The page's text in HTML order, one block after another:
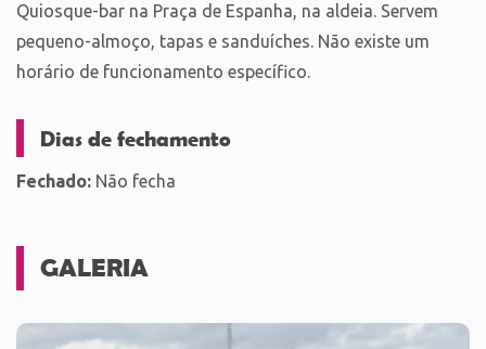
Quiosque-bar na Praça de Espanha, na aldeia. Servem
pequeno-almoço, tapas e sanduíches. Não existe um
horário de funcionamento específico.
Dias de fechamento
Fechado: Não fecha
GALERIA